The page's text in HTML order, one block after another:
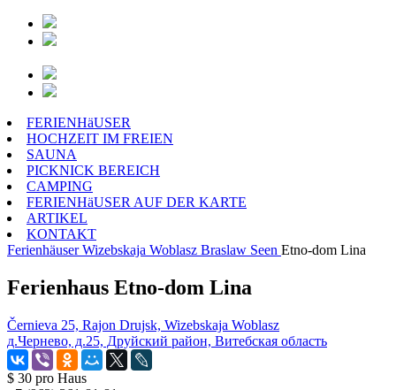
FERIENHäUSER
HOCHZEIT IM FREIEN
SAUNA
PICKNICK BEREICH
CAMPING
FERIENHäUSER AUF DER KARTE
ARTIKEL
KONTAKT
Ferienhäuser Wizebskaja Woblasz Braslaw Seen Etno-dom Lina
Ferienhaus Etno-dom Lina
Černieva 25, Rajon Drujsk, Wizebskaja Woblasz
д.Чернево, д.25, Друйский район, Витебская область
$ 30 pro Haus